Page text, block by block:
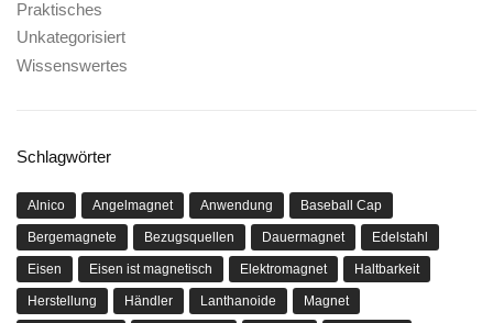
Praktisches
Unkategorisiert
Wissenswertes
Schlagwörter
Alnico Angelmagnet Anwendung Baseball Cap
Bergemagnete Bezugsquellen Dauermagnet Edelstahl
Eisen Eisen ist magnetisch Elektromagnet Haltbarkeit
Herstellung Händler Lanthanoide Magnet